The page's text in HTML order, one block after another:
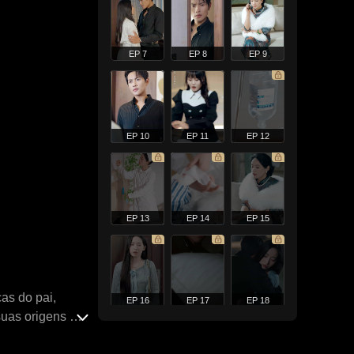
do pai,
origens ao
EP 7 EP 8 EP 9
EP 10 EP 11 EP 12
EP 13 EP 14 EP 15
EP 16 EP 17 EP 18